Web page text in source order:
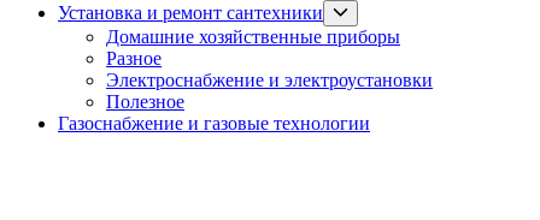
Установка и ремонт сантехники
sub
menu
Домашние хозяйственные приборы
Разное
Электроснабжение и электроустановки
Полезное
Газоснабжение и газовые технологии